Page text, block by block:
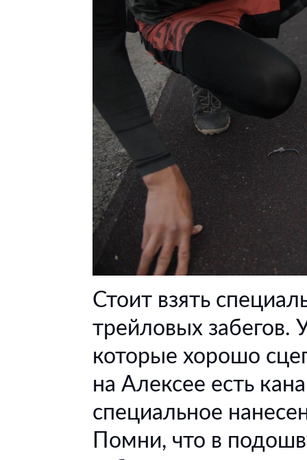
Стоит взять
трейловых забегов.
которые хорошо
на Алексее есть
специальное
Помни, что в